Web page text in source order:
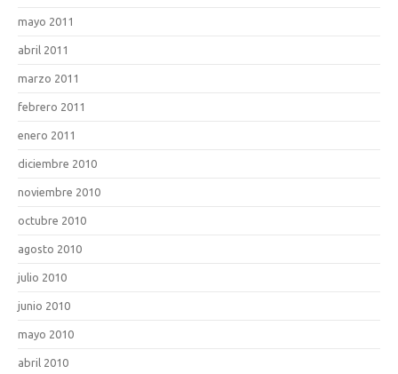
mayo 2011
abril 2011
marzo 2011
febrero 2011
enero 2011
diciembre 2010
noviembre 2010
octubre 2010
agosto 2010
julio 2010
junio 2010
mayo 2010
abril 2010